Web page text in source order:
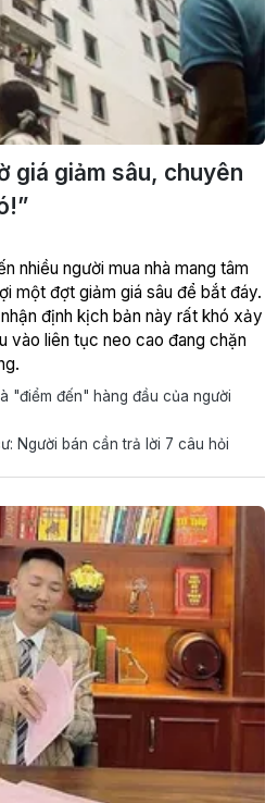
giá giảm sâu, chuyên
nhiều người mua nhà mang tâm
một đợt giảm giá sâu để bắt đáy.
định kịch bản này rất khó xảy
vào liên tục neo cao đang chặn
"điểm đến" hàng đầu của người
Người bán cần trả lời 7 câu hỏi